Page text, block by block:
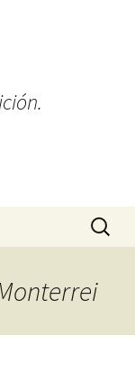
Buscar: